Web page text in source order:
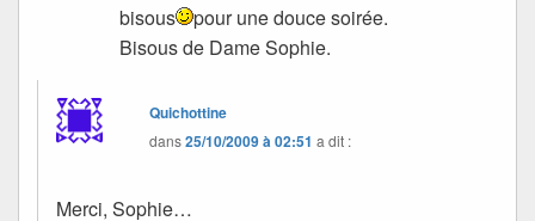
bisous
pour une douce soirée.
Bisous de Dame Sophie.
Quichottine
dans25/10/2009 à 02:51 a dit :
Merci, Sophie…